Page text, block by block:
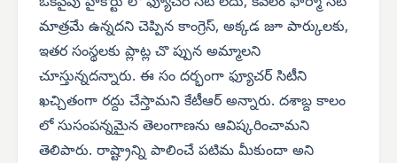
మాత్రమే ఉన్నదని చెప్పిన కాంగ్రెస్, అక్కడ జూ పార్కులకు,
ఇతర సంస్థలకు ప్లాట్ల చొ ప్పున అమ్మాలని
చూస్తున్నదన్నారు. ఈ సం దర్భంగా ఫ్యూచర్ సిటీని
ఖచ్చితంగా రద్దు చేస్తామని కేటీఆర్ అన్నారు. దశాబ్ద కాలం
లో సుసంపన్నమైన తెలంగాణను ఆవిష్కరించామని
తెలిపారు. రాష్ట్రాన్ని పాలించే పటిమ మీకుందా అని